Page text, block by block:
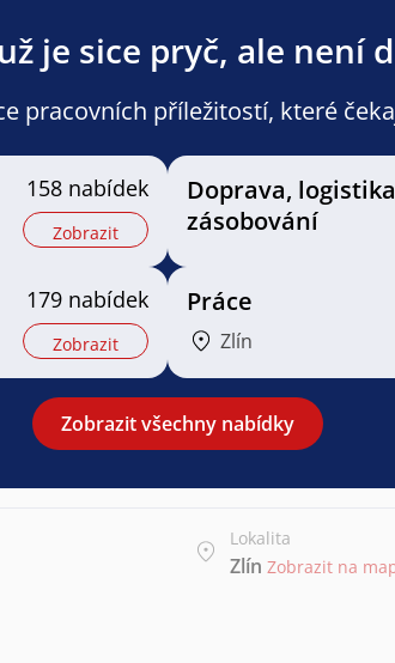
je sice pryč, ale není
pracovních příležitostí, které
158 nabídek
Zobrazit
Doprava,
zásobování
179 nabídek
Zobrazit
Práce
Zlín
Zobrazit všechny nabídky
Lokalita
Zlín Zobrazit na